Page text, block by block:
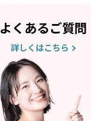
よくあるご質問
詳しくはこちら